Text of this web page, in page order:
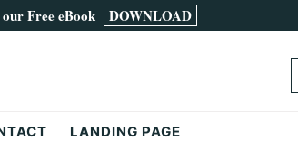
Free eBook DOWNLOAD
LANDING PAGE